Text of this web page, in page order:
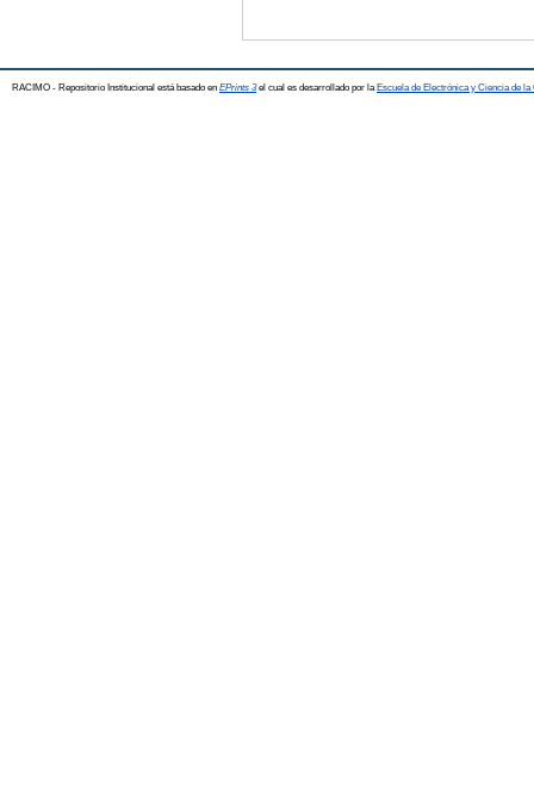
RACIMO - Repositorio Institucional está basado en EPrints 3el cual es desarrollado por la Escuela de Electrónica y Ciencia de la